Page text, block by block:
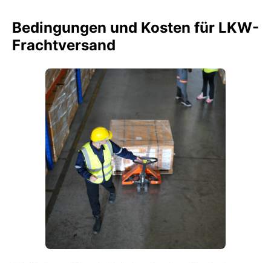
Bedingungen und Kosten für LKW-
Frachtversand